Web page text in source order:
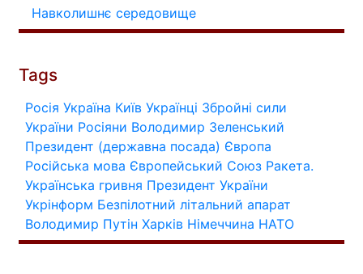
Навколишнє середовище
Tags
Росія Україна Київ Українці Збройні сили
України Росіяни Володимир Зеленський
Президент (державна посада) Європа
Російська мова Європейський Союз Ракета.
Українська гривня Президент України
Укрінформ Безпілотний літальний апарат
Володимир Путін Харків Німеччина НАТО